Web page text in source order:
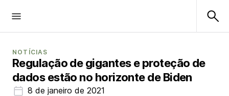
NOTÍCIAS
Regulação de gigantes e proteção de
dados estão no horizonte de Biden
8 de janeiro de 2021